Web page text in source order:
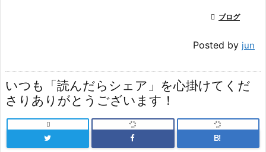
 ブログ
Posted by jun
いつも「読んだらシェア」を心掛けてくだ
さりありがとうございます！

B!